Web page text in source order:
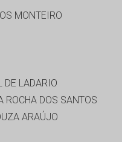
MONTEIRO
DE LADARIO
ROCHA DOS SANTOS
ARAÚJO